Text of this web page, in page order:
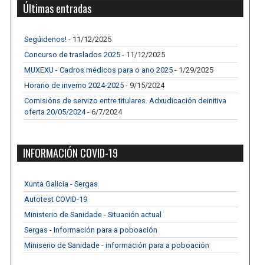
Últimas entradas
Segúidenos! - 11/12/2025
Concurso de traslados 2025 - 11/12/2025
MUXEXU - Cadros médicos para o ano 2025 - 1/29/2025
Horario de inverno 2024-2025 - 9/15/2024
Comisións de servizo entre titulares. Adxudicación deinitiva
oferta 20/05/2024- 6/7/2024
INFORMACIÓN COVID-19
Xunta Galicia - Sergas
Autotest COVID-19
Ministerio de Sanidade - Situación actual
Sergas - Información para a poboación
Miniserio de Sanidade - información para a poboación